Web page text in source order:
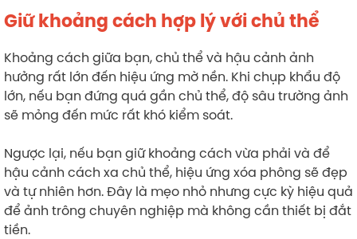
Giữ khoảng cách hợp lý với chủ thể
Khoảng cách giữa bạn, chủ thể và hậu cảnh ảnh
hưởng rất lớn đến hiệu ứng mờ nền. Khi chụp khẩu độ
lớn, nếu bạn đứng quá gần chủ thể, độ sâu trường ảnh
sẽ mỏng đến mức rất khó kiểm soát.
Ngược lại, nếu bạn giữ khoảng cách vừa phải và để
hậu cảnh cách xa chủ thể, hiệu ứng xóa phông sẽ đẹp
và tự nhiên hơn. Đây là mẹo nhỏ nhưng cực kỳ hiệu quả
để ảnh trông chuyên nghiệp mà không cần thiết bị đắt
tiền.